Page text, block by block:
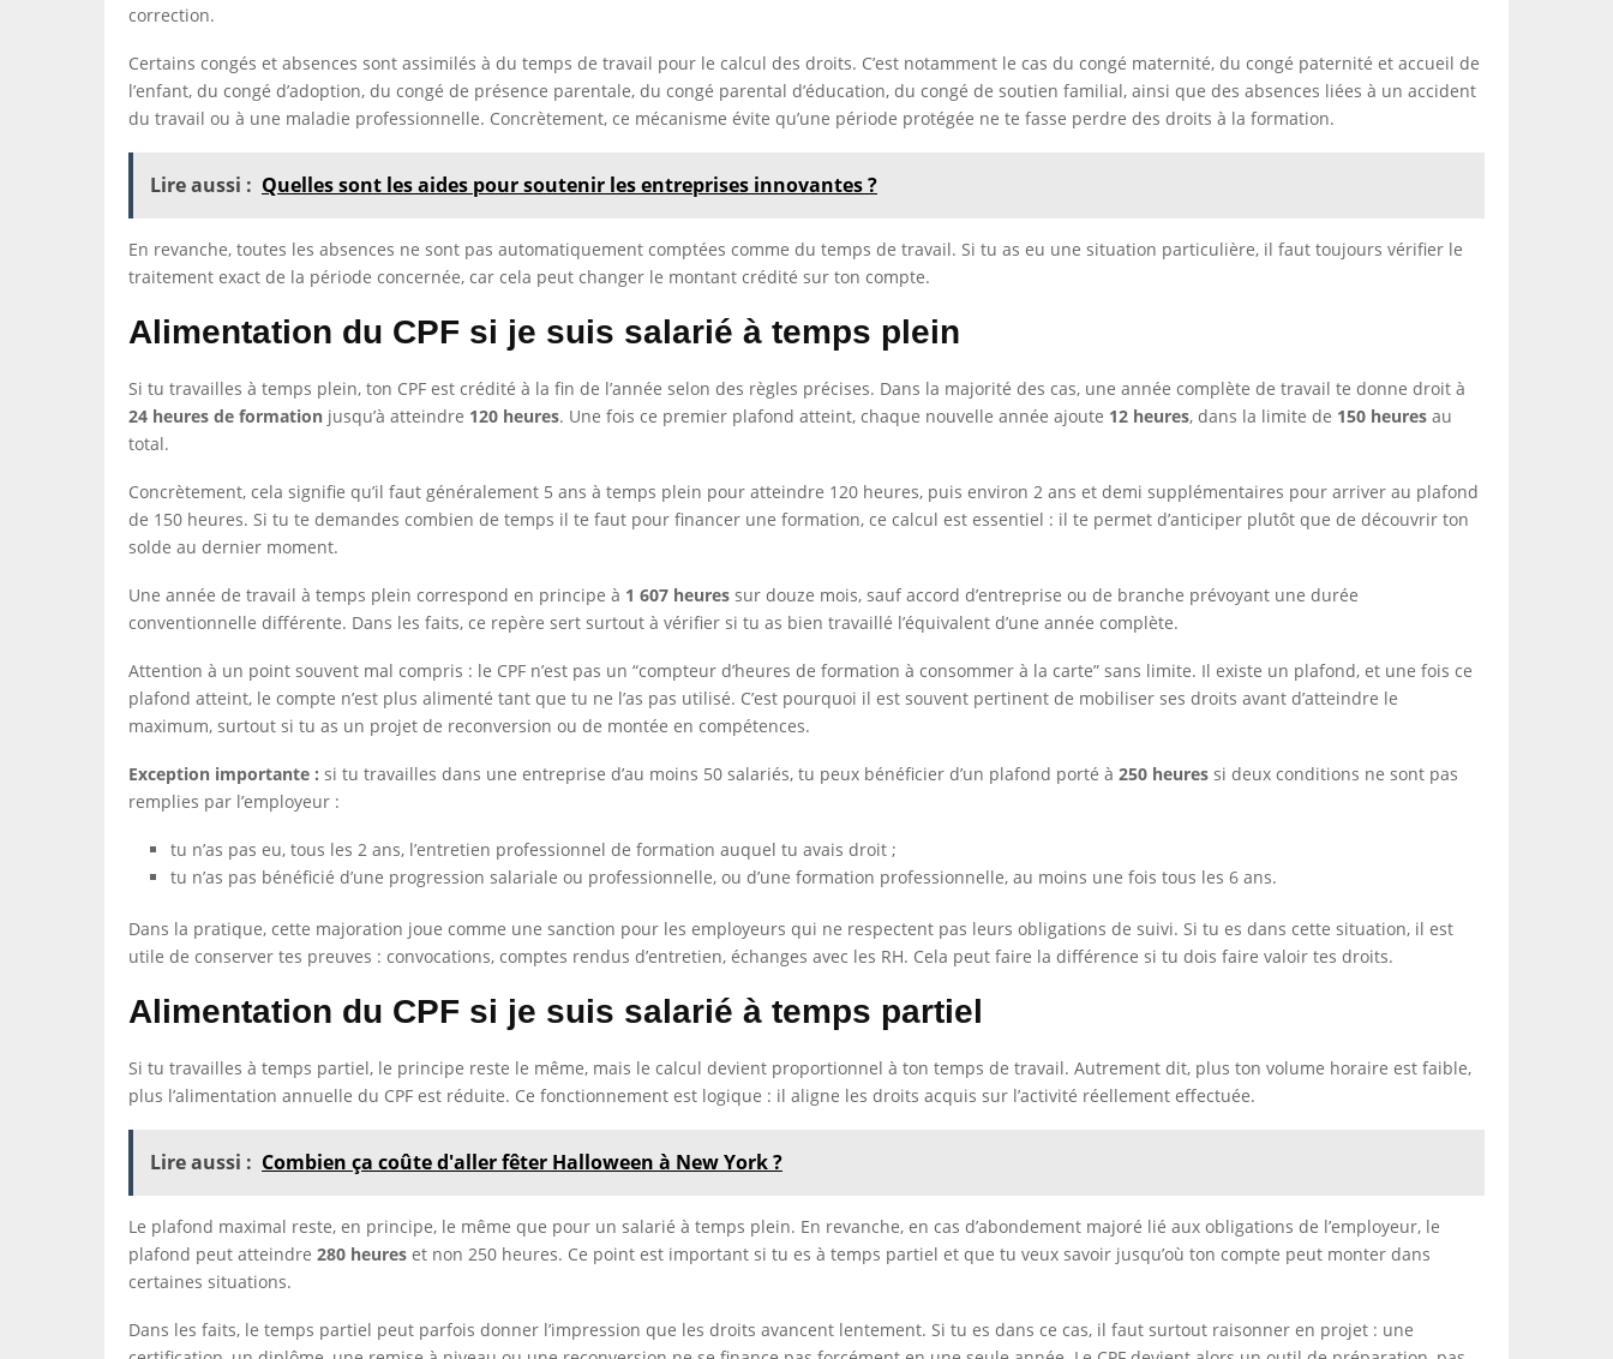
correction.
Certains congés et absences sont assimilés à du temps de travail pour le calcul des droits. C’est notamment le cas du congé maternité, du congé paternité et accueil de
l’enfant, du congé d’adoption, du congé de présence parentale, du congé parental d’éducation, du congé de soutien familial, ainsi que des absences liées à un accident
du travail ou à une maladie professionnelle. Concrètement, ce mécanisme évite qu’une période protégée ne te fasse perdre des droits à la formation.
Lire aussi : Quelles sont les aides pour soutenir les entreprises innovantes ?
En revanche, toutes les absences ne sont pas automatiquement comptées comme du temps de travail. Si tu as eu une situation particulière, il faut toujours vérifier le
traitement exact de la période concernée, car cela peut changer le montant crédité sur ton compte.
Alimentation du CPF si je suis salarié à temps plein
Si tu travailles à temps plein, ton CPF est crédité à la fin de l’année selon des règles précises. Dans la majorité des cas, une année complète de travail te donne droit à
24 heures de formation jusqu’à atteindre 120 heures. Une fois ce premier plafond atteint, chaque nouvelle année ajoute 12 heures, dans la limite de 150 heures au
total.
Concrètement, cela signifie qu’il faut généralement 5 ans à temps plein pour atteindre 120 heures, puis environ 2 ans et demi supplémentaires pour arriver au plafond
de 150 heures. Si tu te demandes combien de temps il te faut pour financer une formation, ce calcul est essentiel : il te permet d’anticiper plutôt que de découvrir ton
solde au dernier moment.
Une année de travail à temps plein correspond en principe à 1 607 heures sur douze mois, sauf accord d’entreprise ou de branche prévoyant une durée
conventionnelle différente. Dans les faits, ce repère sert surtout à vérifier si tu as bien travaillé l’équivalent d’une année complète.
Attention à un point souvent mal compris : le CPF n’est pas un “compteur d’heures de formation à consommer à la carte” sans limite. Il existe un plafond, et une fois ce
plafond atteint, le compte n’est plus alimenté tant que tu ne l’as pas utilisé. C’est pourquoi il est souvent pertinent de mobiliser ses droits avant d’atteindre le
maximum, surtout si tu as un projet de reconversion ou de montée en compétences.
Exception importante : si tu travailles dans une entreprise d’au moins 50 salariés, tu peux bénéficier d’un plafond porté à 250 heures si deux conditions ne sont pas
remplies par l’employeur :
tu n’as pas eu, tous les 2 ans, l’entretien professionnel de formation auquel tu avais droit ;
tu n’as pas bénéficié d’une progression salariale ou professionnelle, ou d’une formation professionnelle, au moins une fois tous les 6 ans.
Dans la pratique, cette majoration joue comme une sanction pour les employeurs qui ne respectent pas leurs obligations de suivi. Si tu es dans cette situation, il est
utile de conserver tes preuves : convocations, comptes rendus d’entretien, échanges avec les RH. Cela peut faire la différence si tu dois faire valoir tes droits.
Alimentation du CPF si je suis salarié à temps partiel
Si tu travailles à temps partiel, le principe reste le même, mais le calcul devient proportionnel à ton temps de travail. Autrement dit, plus ton volume horaire est faible,
plus l’alimentation annuelle du CPF est réduite. Ce fonctionnement est logique : il aligne les droits acquis sur l’activité réellement effectuée.
Lire aussi : Combien ça coûte d'aller fêter Halloween à New York ?
Le plafond maximal reste, en principe, le même que pour un salarié à temps plein. En revanche, en cas d’abondement majoré lié aux obligations de l’employeur, le
plafond peut atteindre 280 heures et non 250 heures. Ce point est important si tu es à temps partiel et que tu veux savoir jusqu’où ton compte peut monter dans
certaines situations.
Dans les faits, le temps partiel peut parfois donner l’impression que les droits avancent lentement. Si tu es dans ce cas, il faut surtout raisonner en projet : une